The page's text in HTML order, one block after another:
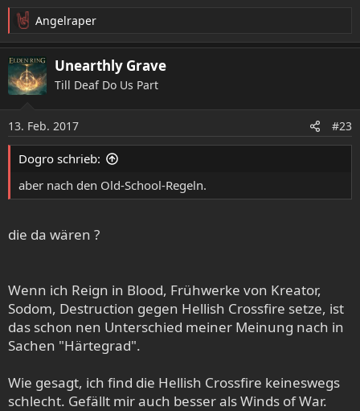
R
e
a
k
t
n
e
n
Angelraper
Unearthly Grave
Till Deaf Do Us Part
13. Feb. 2017 #23
Dogro schrieb:
aber nach den Old-School-Regeln.
die da wären ?
Wenn ich Reign in Blood, Frühwerke von Kreator,
Sodom, Destruction gegen Hellish Crossfire setze, ist
das schon nen Unterschied meiner Meinung nach in
Sachen "Härtegrad".
Wie gesagt, ich find die Hellish Crossfire keineswegs
schlecht. Gefällt mir auch besser als Winds of War.